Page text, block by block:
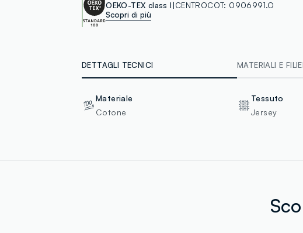
OEKO-TEX class I CENTROCOT: 0906991.O
Scopri di più
DETTAGLI TECNICI MATERIALI E
Materiale
Cotone
Tessuto
Jersey